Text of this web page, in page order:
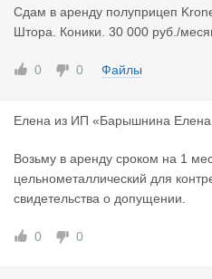
Сдам в аренду полуприцеп
Штора. Коники. 30 000 руб./
0 0 Файлы
Елена из ИП «Барышнина Елена
Возьму в аренду сроком на 1
цельнометаллический для
свидетельства о допущении.
0 0